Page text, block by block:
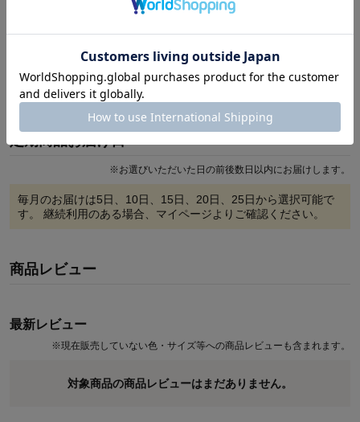
食べ物を描いた、誰もが笑顔になれるデザインです。
【定期お届け商品のご注文に際してのご案内】
●定期商品は、通常商品とは別のご注文・お届けとなります。
●商品ごとにお届け日やお支払い方法が異なる場合、
別々のお届けとなり、送料が別途発生いたします。
続きを読む
※ お選びいただいた日の前後数日以内にお届けします。
毎月のお届けは5日、10日、15日、20日、25日から選択可能で
す。 継続利用のある場合、マイページよりご確認ください。
商品レビュー
最新レビュー
※現在販売していない色・サイズ等への商品レビューも含まれます。
対象商品の商品レビューはまだありません。